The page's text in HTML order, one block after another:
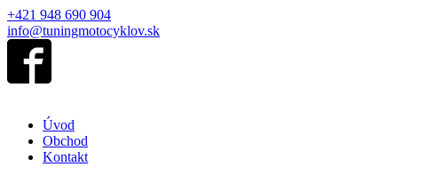
+421 948 690 904
info@tuningmotocyklov.sk
Úvod
Obchod
Kontakt